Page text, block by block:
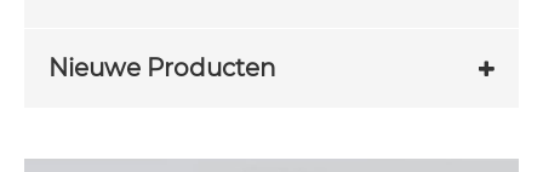
Nieuwe Producten